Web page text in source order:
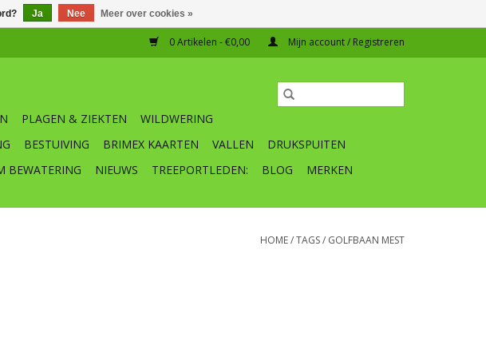
0 Artikelen - €0,00 Mijn account / Registreren
PLAGEN & ZIEKTEN
WILDWERING
BESTUIVING BRIMEX KAARTEN VALLEN
DRUKSPUITEN
BEWATERING NIEUWS TREEPORTLEDEN: BLOG MERKEN
HOME/TAGS/ GOLFBAAN MEST
Ja Nee Meer over cookies »